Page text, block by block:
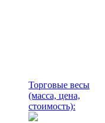
Торговые весы
(масса, цена,
стоимость):